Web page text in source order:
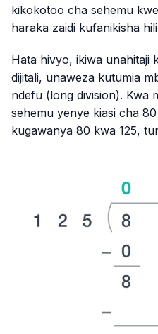
kikokotoo cha sehemu
haraka zaidi kufanikisha
Hata hivyo, ikiwa unahitaji
dijitali, unaweza kutumia
ndefu (long division). Kwa
sehemu yenye kiasi cha
kugawanya 80 kwa 125,